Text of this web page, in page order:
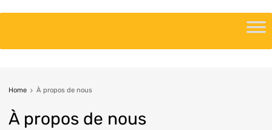
Home À propos de nous
À propos de nous